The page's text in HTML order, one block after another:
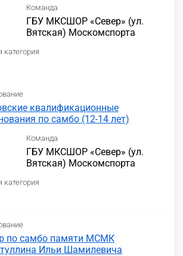
Команда
ГБУ МКСШОР «Север» (ул.
Вятская) Москомспорта
категория
квалификационные
по самбо (12-14 лет)
Команда
ГБУ МКСШОР «Север» (ул.
Вятская) Москомспорта
категория
по самбо памяти МСМК
Ильи Шамилевича